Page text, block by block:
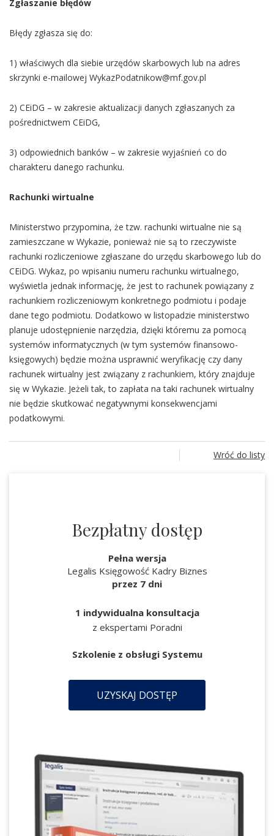
Zgłaszanie błędów
Błędy zgłasza się do:
1) właściwych dla siebie urzędów skarbowych lub na adres
skrzynki e-mailowej WykazPodatnikow@mf.gov.pl
2) CEiDG – w zakresie aktualizacji danych zgłaszanych za
pośrednictwem CEiDG,
3) odpowiednich banków – w zakresie wyjaśnień co do
charakteru danego rachunku.
Rachunki wirtualne
Ministerstwo przypomina, że tzw. rachunki wirtualne nie są
zamieszczane w Wykazie, ponieważ nie są to rzeczywiste
rachunki rozliczeniowe zgłaszane do urzędu skarbowego lub do
CEiDG. Wykaz, po wpisaniu numeru rachunku wirtualnego,
wyświetla jednak informację, że jest to rachunek powiązany z
rachunkiem rozliczeniowym konkretnego podmiotu i podaje
dane tego podmiotu. Dodatkowo w listopadzie ministerstwo
planuje udostępnienie narzędzia, dzięki któremu za pomocą
systemów informatycznych (w tym systemów finansowo-
księgowych) będzie można usprawnić weryfikację czy dany
rachunek wirtualny jest związany z rachunkiem, który znajduje
się w Wykazie. Jeżeli tak, to zapłata na taki rachunek wirtualny
nie będzie skutkować negatywnymi konsekwencjami
podatkowymi.
Wróć do listy
Bezpłatny dostęp
Pełna wersja
Legalis Księgowość Kadry Biznes
przez 7 dni
1 indywidualna konsultacja
z ekspertami Poradni
Szkolenie z obsługi Systemu
UZYSKAJ DOSTĘP